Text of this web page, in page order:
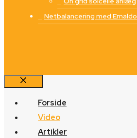
Netbalancering med Emaldo
Luk
Forside
Video
Artikler